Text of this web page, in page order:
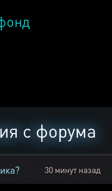
с форума
30 минут назад